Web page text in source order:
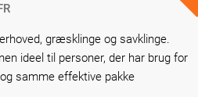
græsklinge og savklinge.
ideel til personer, der har brug for
samme effektive pakke